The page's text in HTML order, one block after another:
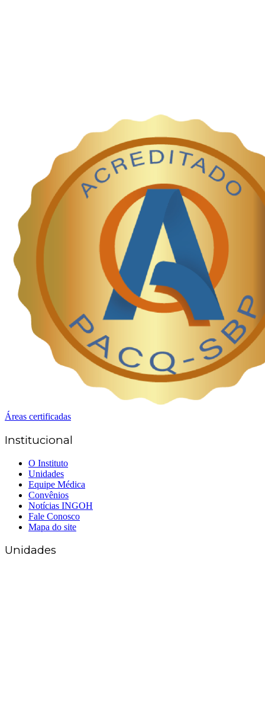
Áreas certificadas
Institucional
O Instituto
Unidades
Equipe Médica
Convênios
Notícias INGOH
Fale Conosco
Mapa do site
Unidades